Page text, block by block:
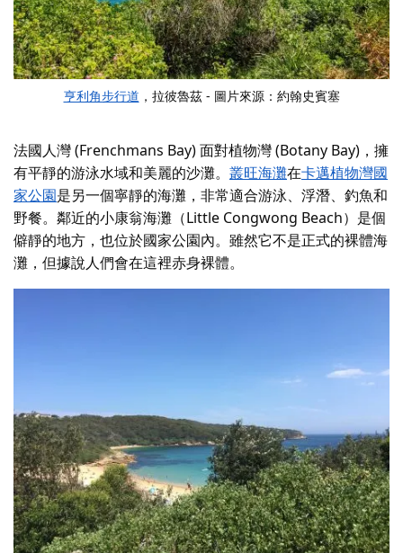
亨利角步行道 ，拉彼魯茲 - 圖片來源：約翰史賓塞
法國人灣 (Frenchmans Bay) 面對植物灣 (Botany Bay)，擁
有平靜的游泳水域和美麗的沙灘。 叢旺海灘在卡邁植物灣國
家公園是另一個寧靜的海灘，非常適合游泳、浮潛、釣魚和
野餐。鄰近的小康翁海灘（Little Congwong Beach）是個
僻靜的地方，也位於國家公園內。雖然它不是正式的裸體海
灘，但據說人們會在這裡赤身裸體。